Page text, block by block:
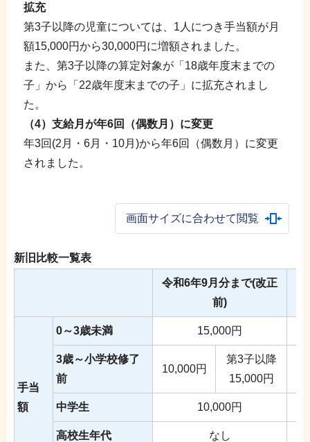
拡充
第3子以降の児童については、1人につき手当額が月
額15,000円から30,000円に増額されました。
また、第3子以降の算定対象が「18歳年度末までの
子」から「22歳年度末までの子」に拡充されまし
た。
（4）支給月が年6回（偶数月）に変更
年3回(2月・6月・10月)から年6回（偶数月）に変更
されました。
画面サイズに合わせて閲覧
新旧比較一覧表
令和6年9月分まで(改正
前)
手当
額
0～3歳未満 15,000円
3歳～小学校修了
前
10,000円
第3子以降
15,000円
中学生 10,000円
高校生年代 なし